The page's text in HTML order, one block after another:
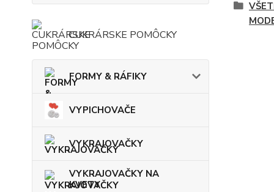
CUKRÁRSKE POMÔCKY
FORMY & RÁFIKY
VYPICHOVAČE
VYKRAJOVAČKY
VYKRAJOVAČKY NA
KVETY